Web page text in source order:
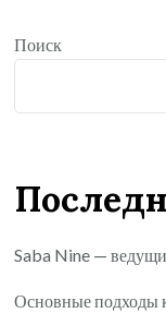
Поиск
Saba Nine —
Основные подходы